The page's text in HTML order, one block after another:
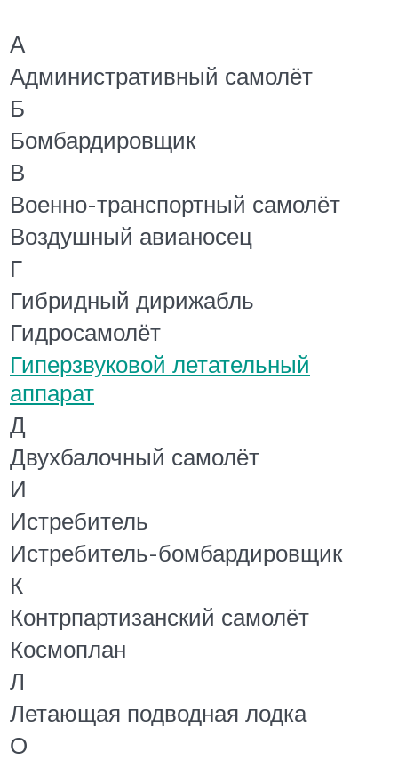
А
Административный самолёт
Б
Бомбардировщик
В
Военно-транспортный самолёт
Воздушный авианосец
Г
Гибридный дирижабль
Гидросамолёт
Гиперзвуковой летательный
аппарат
Д
Двухбалочный самолёт
И
Истребитель
Истребитель-бомбардировщик
К
Контрпартизанский самолёт
Космоплан
Л
Летающая подводная лодка
О